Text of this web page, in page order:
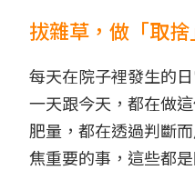
拔雜草，做「取
每天在院子裡發生的
一天跟今天，都在做
肥量，都在透過判斷
焦重要的事，這些都